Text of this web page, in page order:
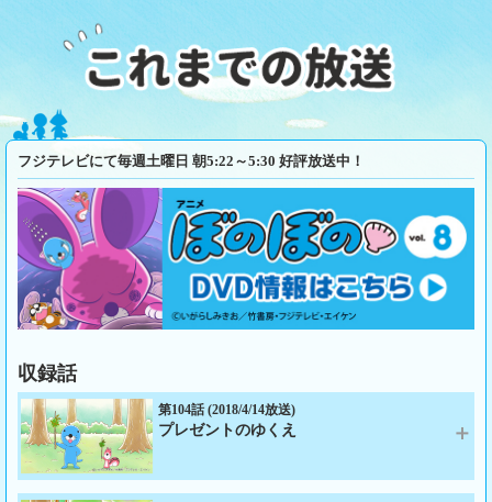
フジテレビにて毎週土曜日 朝5:22～5:30 好評放送中！
収録話
第104話 (2018/4/14放送)
プレゼントのゆくえ